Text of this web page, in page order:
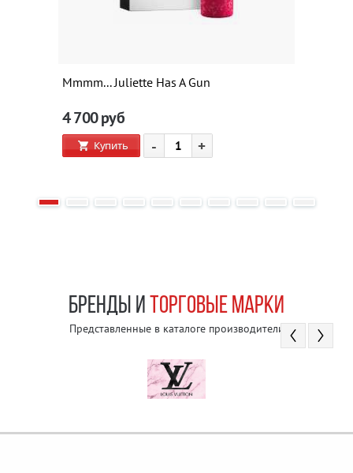
Mmmm... Juliette Has A Gun
4 700руб
Купить - +
БРЕНДЫ И ТОРГОВЫЕ МАРКИ
Представленные в каталоге производители